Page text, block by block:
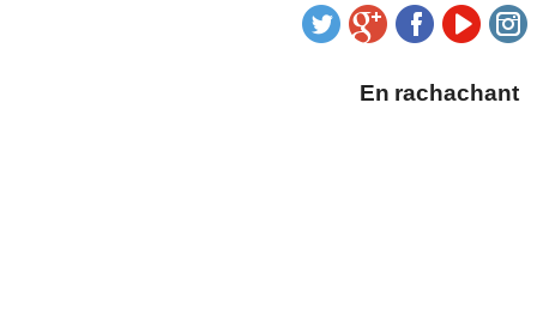
عضویت
En rachachant